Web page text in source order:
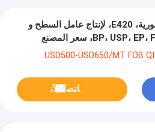
محلول السوربيتول 70% بلورية، E420، لإنتاج عامل السطح و
ﺎﺘﺼﻟ ﺍﻶﻧ